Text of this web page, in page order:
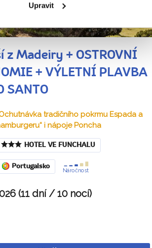
Upravit
z Madeiry + OSTROVNÍ
+ VÝLETNÍ PLAVBA
SANTO
tradičního pokrmu Espada a
i nápoje Poncha
HOTEL VE FUNCHALU
Portugalsko
Náročnost
(11 dní / 10 nocí)